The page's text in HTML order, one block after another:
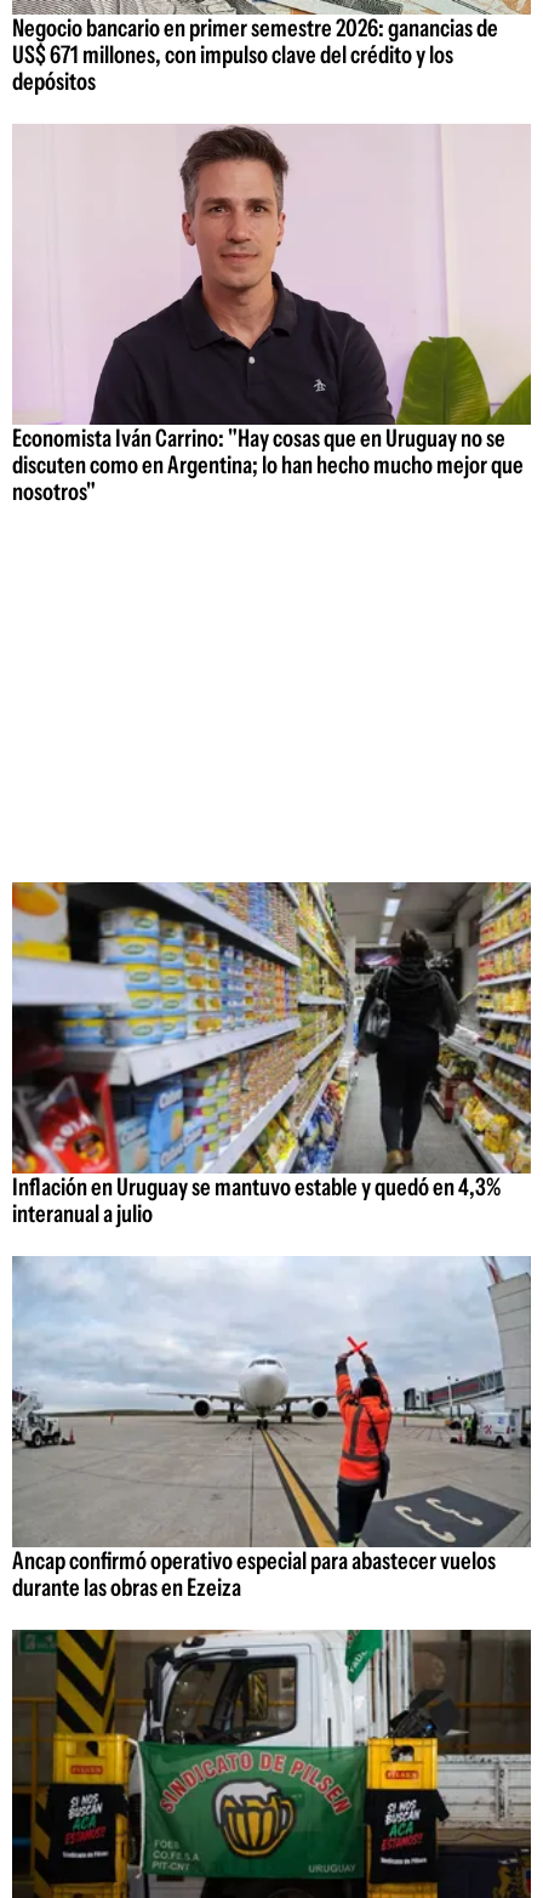
Negocio bancario en primer semestre 2026: ganancias de
US$ 671 millones, con impulso clave del crédito y los
depósitos
Economista Iván Carrino: "Hay cosas que en Uruguay no se
discuten como en Argentina; lo han hecho mucho mejor que
nosotros"
Inflación en Uruguay se mantuvo estable y quedó en 4,3%
interanual a julio
Ancap confirmó operativo especial para abastecer vuelos
durante las obras en Ezeiza